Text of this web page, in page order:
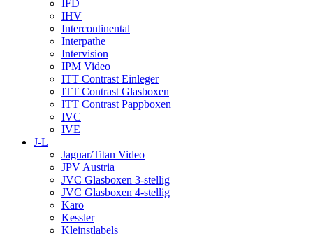
IFD
IHV
Intercontinental
Interpathe
Intervision
IPM Video
ITT Contrast Einleger
ITT Contrast Glasboxen
ITT Contrast Pappboxen
IVC
IVE
J-L
Jaguar/Titan Video
JPV Austria
JVC Glasboxen 3-stellig
JVC Glasboxen 4-stellig
Karo
Kessler
Kleinstlabels